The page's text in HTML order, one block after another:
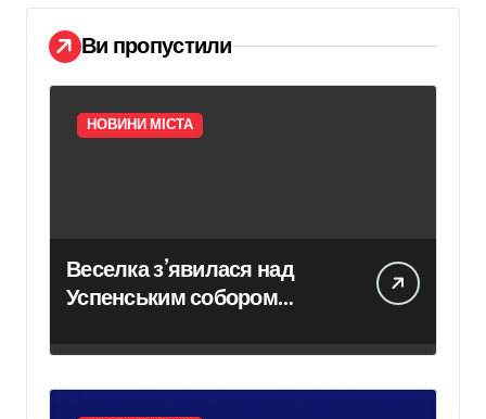
Ви пропустили
НОВИНИ МІСТА
Веселка з’явилася над
Успенським собором